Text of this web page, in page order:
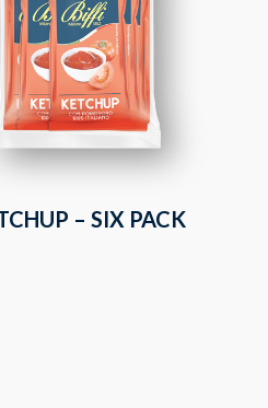
– SIX PACK